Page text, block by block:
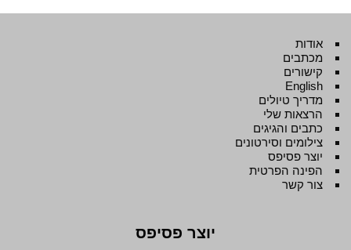
אודות
מכתבים
קישורים
English
מדריך טיולים
הרצאות שלי
כתבים והגיגים
צילומים וסירטונים
יוצר פסיפס
הפינה הפרטית
צור קשר
יוצר פסיפס